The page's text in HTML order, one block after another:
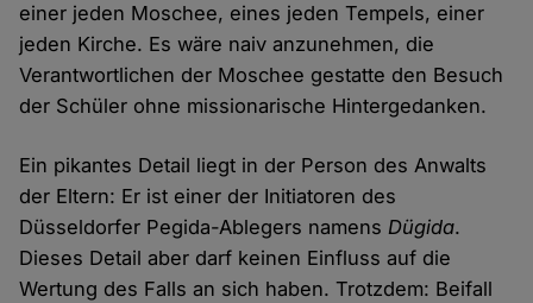
einer jeden Moschee, eines jeden Tempels, einer
jeden Kirche. Es wäre naiv anzunehmen, die
Verantwortlichen der Moschee gestatte den Besuch
der Schüler ohne missionarische Hintergedanken.
Ein pikantes Detail liegt in der Person des Anwalts
der Eltern: Er ist einer der Initiatoren des
Düsseldorfer Pegida-Ablegers namensDügida.
Dieses Detail aber darf keinen Einfluss auf die
Wertung des Falls an sich haben. Trotzdem: Beifall